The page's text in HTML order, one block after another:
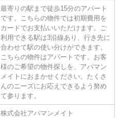
最寄りの駅まで徒歩15分のアパート
です。こちらの物件では初期費用を
カードでお支払いいただけます。ご
利用できる駅は3沿線あり、行き先に
合わせて駅の使い分けができます。
こちらの物件はアパートです。お客
様のご希望の物件探しを、アパマン
メイトにおまかせください。たくさ
んのニーズにお応えできるよう努め
て参ります。
株式会社アパマンメイト